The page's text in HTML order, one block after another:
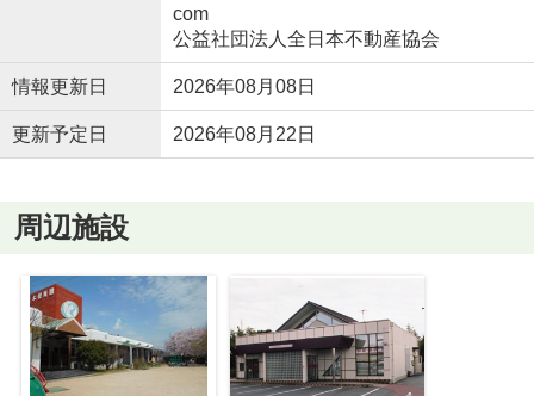
com
公益社団法人全日本不動産協会
情報更新日 2026年08月08日
更新予定日 2026年08月22日
周辺施設